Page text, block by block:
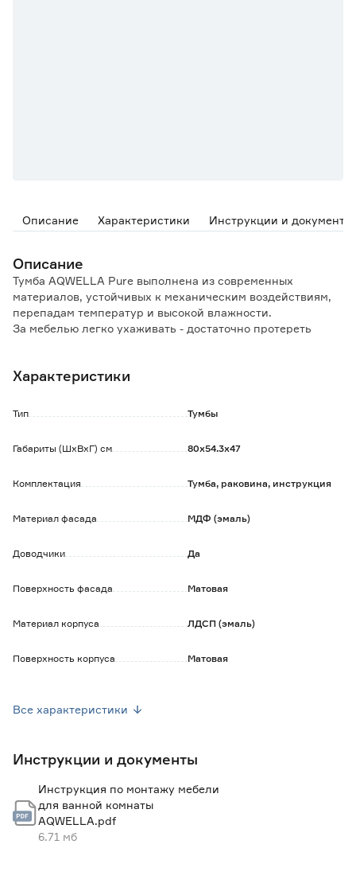
Описание Характеристики Инструкции и документы
Описание
Тумба AQWELLA Pure выполнена из современных
материалов, устойчивых к механическим воздействиям,
перепадам температур и высокой влажности.
За мебелью легко ухаживать - достаточно протереть
доводчиком с системой плавного закрывания.
отверстие для перелива с декоративным хромированным
Изделие поставляется в собранном виде в коробке из
Сифон и смеситель в комплект не входят.
Характеристики
Тип Тумбы
Габариты (ШхВхГ) см 80х54.3х47
Комплектация Тумба, раковина, инструкция
Материал фасада МДФ (эмаль)
Доводчики Да
Поверхность фасада Матовая
Материал корпуса ЛДСП (эмаль)
Поверхность корпуса Матовая
Наличие умывальника Да
Ширина (см)
Высота (см)
Все характеристики
Инструкции и документы
Инструкция по монтажу мебели
для ванной комнаты
AQWELLA.pdf
6.71 мб